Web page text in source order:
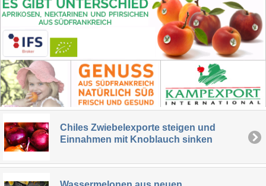
Chiles Zwiebelexporte steigen und
Einnahmen mit Knoblauch sinken